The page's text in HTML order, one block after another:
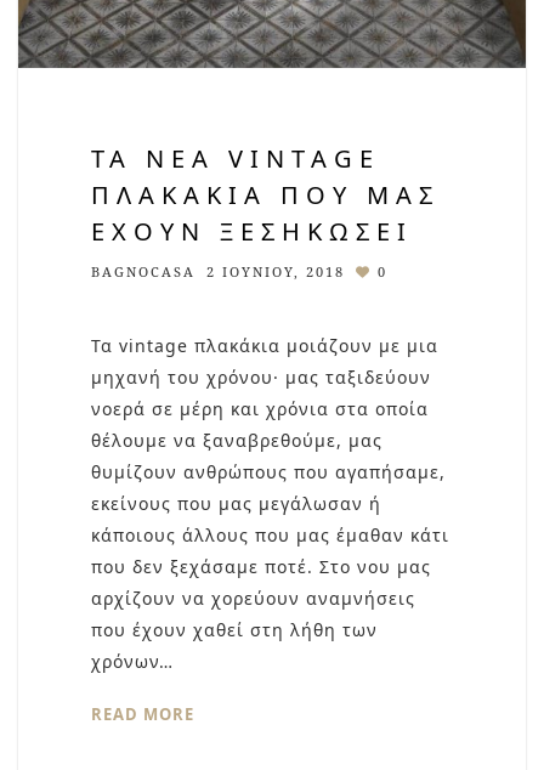
ΤΑ ΝΈΑ VINTAGE
ΠΛΑΚΆΚΙΑ ΠΟΥ ΜΑΣ
ΈΧΟΥΝ ΞΕΣΗΚΏΣΕΙ
BAGNOCASA 2 ΙΟΥΝΊΟΥ, 2018 0
Τα vintage πλακάκια μοιάζουν με μια
μηχανή του χρόνου· μας ταξιδεύουν
νοερά σε μέρη και χρόνια στα οποία
θέλουμε να ξαναβρεθούμε, μας
θυμίζουν ανθρώπους που αγαπήσαμε,
εκείνους που μας μεγάλωσαν ή
κάποιους άλλους που μας έμαθαν κάτι
που δεν ξεχάσαμε ποτέ. Στο νου μας
αρχίζουν να χορεύουν αναμνήσεις
που έχουν χαθεί στη λήθη των
χρόνων…
READ MORE